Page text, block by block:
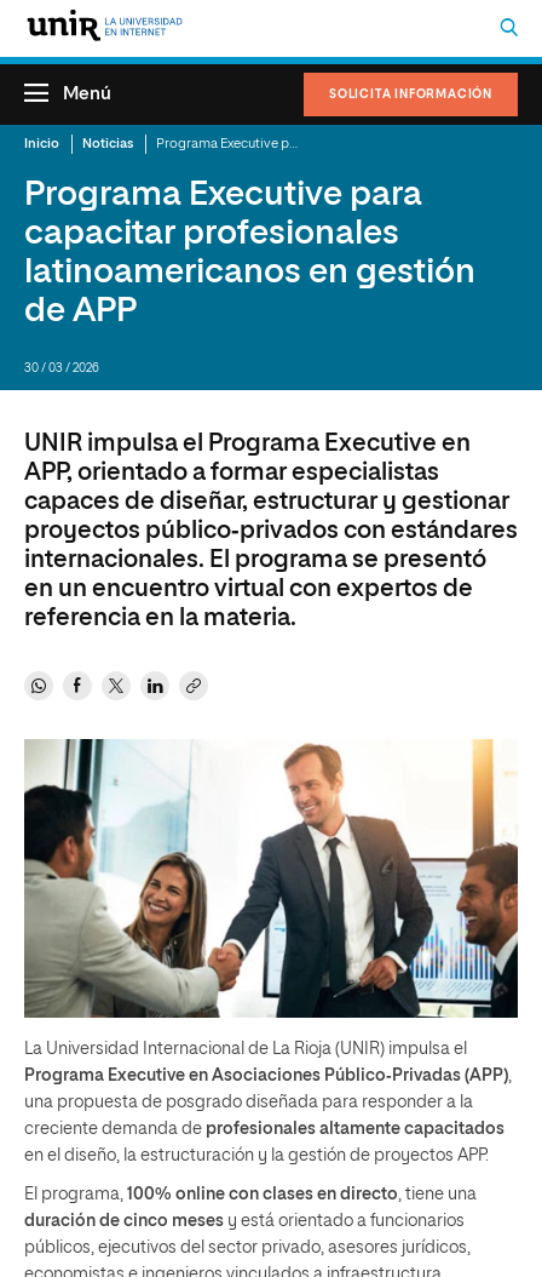
SOLICITA INFORMACIÓN
Menú
Inicio Noticias
Programa Executive para
capacitar profesionales
latinoamericanos en gestión
de APP
30 / 03 / 2026
UNIR impulsa el Programa Executive en
APP, orientado a formar especialistas
capaces de diseñar, estructurar y gestionar
proyectos público‑privados con estándares
internacionales. El programa se presentó
en un encuentro virtual con expertos de
referencia en la materia.
La Universidad Internacional de La Rioja (UNIR) impulsa el
Programa Executive en Asociaciones Público‑Privadas (APP)
una propuesta de posgrado diseñada para responder a la
creciente demanda de profesionales altamente capacitados
en el diseño, la estructuración y la gestión de proyectos APP.
El programa, 100% online con clases en directo , tiene una
duración de cinco meses y está orientado a funcionarios
públicos, ejecutivos del sector privado, asesores jurídicos,